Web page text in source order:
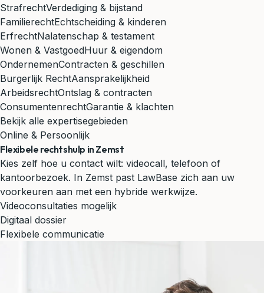
StrafrechtVerdediging & bijstand
FamilierechtEchtscheiding & kinderen
ErfrechtNalatenschap & testament
Wonen & VastgoedHuur & eigendom
OndernemenContracten & geschillen
Burgerlijk RechtAansprakelijkheid
ArbeidsrechtOntslag & contracten
ConsumentenrechtGarantie & klachten
Bekijk alle expertisegebieden
Online & Persoonlijk
Flexibele rechtshulp in Zemst
Kies zelf hoe u contact wilt: videocall, telefoon of
kantoorbezoek. In Zemst past LawBase zich aan uw
voorkeuren aan met een hybride werkwijze.
Videoconsultaties mogelijk
Digitaal dossier
Flexibele communicatie